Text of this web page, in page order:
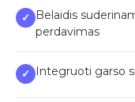
✓
Belaidis
perdavimas
✓ Integruoti garso